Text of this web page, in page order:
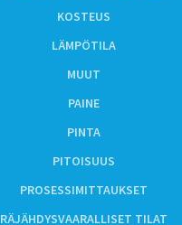
KOSTEUS
LÄMPÖTILA
MUUT
PAINE
PINTA
PITOISUUS
PROSESSIMITTAUKSET
RÄJÄHDYSVAARALLISET TILAT